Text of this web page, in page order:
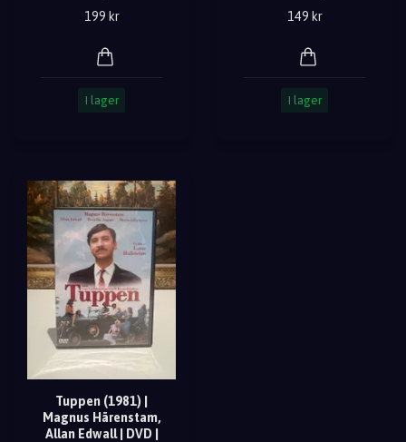
199 kr
I lager
149 kr
I lager
Tuppen (1981) |
Magnus Härenstam,
Allan Edwall | DVD |